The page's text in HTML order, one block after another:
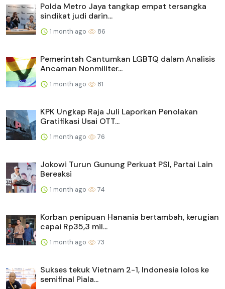
Polda Metro Jaya tangkap empat tersangka
sindikat judi darin...
1 month ago 86
Pemerintah Cantumkan LGBTQ dalam Analisis
Ancaman Nonmiliter...
1 month ago 81
KPK Ungkap Raja Juli Laporkan Penolakan
Gratifikasi Usai OTT...
1 month ago 76
Jokowi Turun Gunung Perkuat PSI, Partai Lain
Bereaksi
1 month ago 74
Korban penipuan Hanania bertambah, kerugian
capai Rp35,3 mil...
1 month ago 73
Sukses tekuk Vietnam 2-1, Indonesia lolos ke
semifinal Piala...